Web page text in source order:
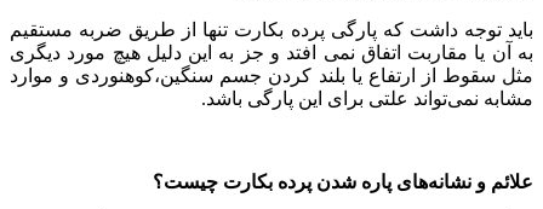
باید توجه داشت که پارگی پرده بکارت تنها از طریق ضربه مستقیم
به آن یا مقاربت اتفاق نمی افتد و جز به این دلیل هیچ مورد دیگری
مثل سقوط از ارتفاع یا بلند کردن جسم سنگین،کوهنوردی و موارد
مشابه نمی‌تواند علتی برای این پارگی باشد.
علائم و نشانه‌های پاره شدن پرده بکارت چیست؟